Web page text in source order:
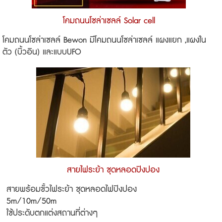
โคมถนนโซล่าเซลล์ Solar cell
โคมถนนโซล่าเซลล์ Bewon มีโคมถนนโซล่าเซลล์ แผงแยก ,แผงใน
ตัว (บิ้วอิน) และแบบUFO
สายไฟระย้า ชุดหลอดปิงปอง
สายพร้อมขั้วไฟระย้า ชุดหลอดไฟปิงปอง
5m/10m/50m
ใช้ประดับตกแต่งสถานที่ต่างๆ